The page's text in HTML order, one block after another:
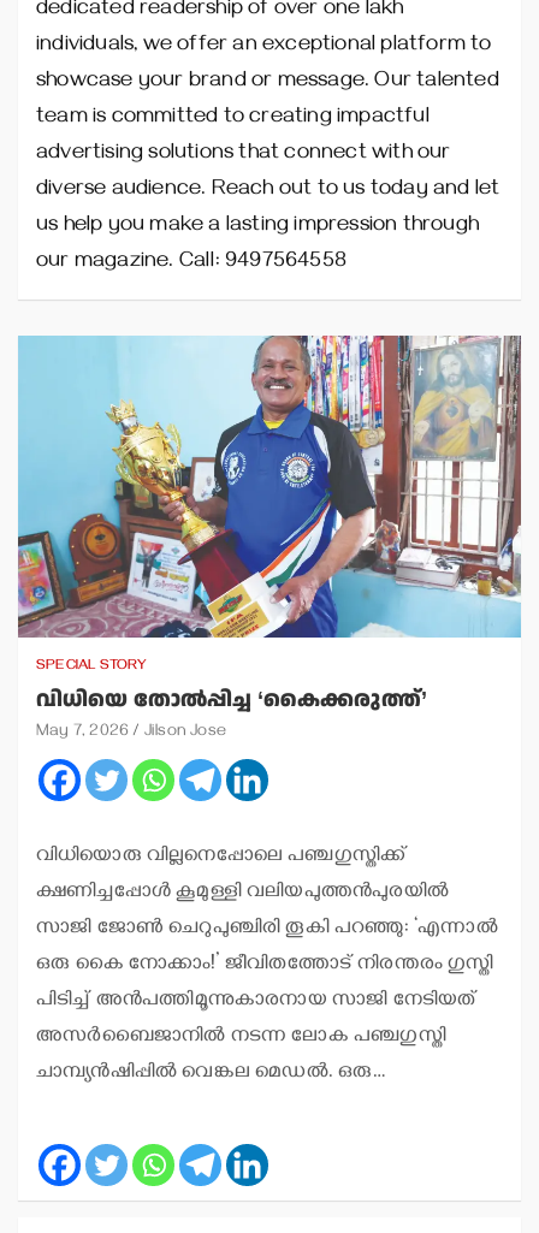
dedicated readership of over one lakh
individuals, we offer an exceptional platform to
showcase your brand or message. Our talented
team is committed to creating impactful
advertising solutions that connect with our
diverse audience. Reach out to us today and let
us help you make a lasting impression through
our magazine. Call: 9497564558
SPECIAL STORY
വിധിയെ തോല്‍പ്പിച്ച ‘കൈക്കരുത്ത്’
May 7, 2026 Jilson Jose
വിധിയൊരു വില്ലനെപ്പോലെ പഞ്ചഗുസ്തിക്ക്
ക്ഷണിച്ചപ്പോള്‍ കൂമുള്ളി വലിയപുത്തന്‍പുരയില്‍
സാജി ജോണ്‍ ചെറുപുഞ്ചിരി തൂകി പറഞ്ഞു: ‘എന്നാല്‍
ഒരു കൈ നോക്കാം!’ ജീവിതത്തോട് നിരന്തരം ഗുസ്തി
പിടിച്ച് അന്‍പത്തിമൂന്നുകാരനായ സാജി നേടിയത്
അസര്‍ബൈജാനില്‍ നടന്ന ലോക പഞ്ചഗുസ്തി
ചാമ്പ്യന്‍ഷിപ്പില്‍ വെങ്കല മെഡല്‍. ഒരു…